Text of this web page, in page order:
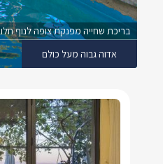
בריכת שחייה מפנקת צופה לנוף
אדוה גבוה מעל כולם